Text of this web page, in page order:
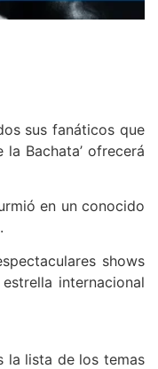
sus fanáticos que
Bachata’ ofrecerá
en un conocido
shows
internacional
la lista de los temas